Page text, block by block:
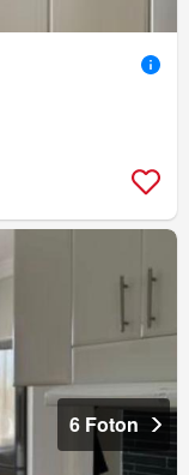
6 Foton